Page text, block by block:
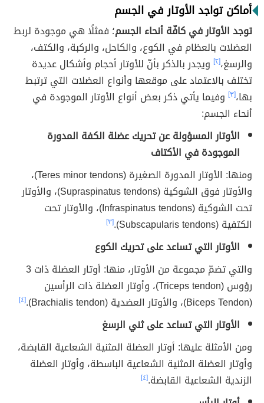
أماكن تواجد الأوتار في الجسم
توجد الأوتار في كافّة أنحاء الجسم؛ فمثلًا هي موجودة لربط
العضلات بالعظام في الكوع، والكاحل، والركبة، والكتف،
والرسغ،[٢]
ويجدر بالذكر بأنّ للأوتار أحجام وأشكال عديدة
تختلف بالاعتماد على موقعها وأنواع العضلات التي ترتبط
بها،[٣]
وفيما يأتي ذكر بعض أنواع الأوتار الموجودة في
أنحاء الجسم:
الأوتار المسؤولة عن تحريك عضلة الكفة المدورة
الموجودة في الأكتاف
ومنها: الأوتار المدورة الصغيرة (Teres minor tendons)،
والأوتار فوق الشوكية (Supraspinatus tendons)، والأوتار
تحت الشوكية (Infraspinatus tendons)، والأوتار تحت
الكتفية (Subscapularis tendons).
[٣]
الأوتار التي تساعد على تحريك الكوع
والتي تضمّ مجموعة من الأوتار، منها: أوتار العضلة ذات 3
رؤوس (Triceps tendon)، وأوتار العضلة ذات الرأسين
(Biceps Tendon)، والأوتار العضدية (Brachialis tendon).
[٤]
الأوتار التي تساعد على ثني الرسغ
ومن الأمثلة عليها: أوتار العضلة المثنية الشعاعية القابضة،
وأوتار العضلة المثنية الشعاعية الباسطة، وأوتار العضلة
الزندية الشعاعية القابضة.[٤]